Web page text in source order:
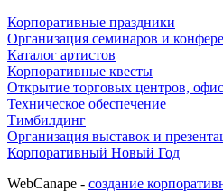
Корпоративные праздники
Организация семинаров и
Каталог артистов
Корпоративные квесты
Открытие торговых центров,
Техническое обеспечение
Тимбилдинг
Организация выставок и
Корпоративный Новый Год
WebCanape - создание